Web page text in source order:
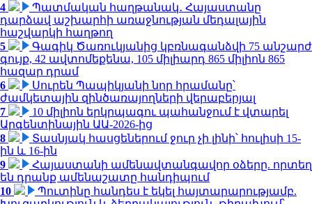
4
Պատմական հաղթանակ․ Հայաստանը
դարձավ աշխարհի առաջնության մեդալային
հաշվարկի հաղթող
5
Գագիկ Ծառուկյանից կբռնագանձվի 75 անշարժ
գույք, 42 ավտոմեքենա, 105 միլիարդ 865 միլիոն 865
հազար դրամ
6
Սուրեն Պապիկյանի նոր հրամանը՝
ժամկետային զինծառայողների վերաբերյալ
7
10 միլիոն երկրպագու պահանջում է վտարել
Արգենտինային ԱԱ-2026-ից
8
Տասնյակ հասցեներում ջուր չի լինի՝ հուլիսի 15-
ին և 16-ին
9
Հայաստանի ամենավտանգավոր օձերը. որտեղ
են դրանք ամենաշատը հանդիպում
10
Պուտինը հանդես է եկել հայտարարությամբ.